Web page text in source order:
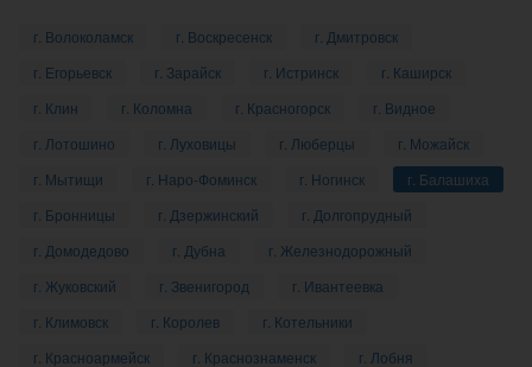
г. Волоколамск г. Воскресенск
г. Дмитровск
г. Егорьевск
г. Зарайск г. Истринск
г. Каширск
г. Клин
г. Коломна г. Красногорск
г. Видное
г. Лотошино
г. Луховицы г. Люберцы
г. Можайск
г. Мытищи
г. Наро-Фоминск г. Ногинск
г. Балашиха
г. Бронницы
г. Дзержинский
г. Долгопрудный
г. Домодедово
г. Дубна
г. Железнодорожный
г. Жуковский
г. Звенигород
г. Ивантеевка
г. Климовск
г. Королев
г. Котельники
г. Красноармейск
г. Краснознаменск
г. Лобня